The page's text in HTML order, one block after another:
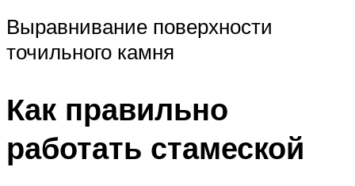
Выравнивание поверхности
точильного камня
Как правильно
работать стамеской